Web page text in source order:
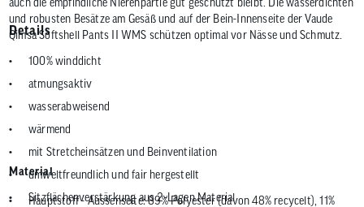
und robusten Besätze am Gesäß und auf der Bein-Innenseite der Vaude
Qimsa Softshell Pants II WMS schützen optimal vor Nässe und Schmutz.
Details
100% winddicht
atmungsaktiv
wasserabweisend
wärmend
mit Stretcheinsätzen und Beinventilation
umweltfreundlich und fair hergestellt
Sitzflächenverstärkung aus 2-Lagen Material
Material
Hauptstoff - Aussenseite: 89% Polyester (davon 48% recycelt), 11%